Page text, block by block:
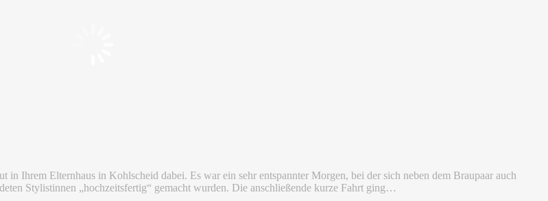
Ihrem Elternhaus in Kohlscheid dabei. Es war ein sehr entspannter Morgen, bei der sich neben dem Braupaar auch
Stylistinnen „hochzeitsfertig“ gemacht wurden. Die anschließende kurze Fahrt ging…